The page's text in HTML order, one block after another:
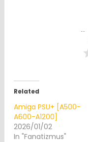
Related
Amiga PSU+ [A500-
A600-A1200]
2026/01/02
In "Fanatizmus"